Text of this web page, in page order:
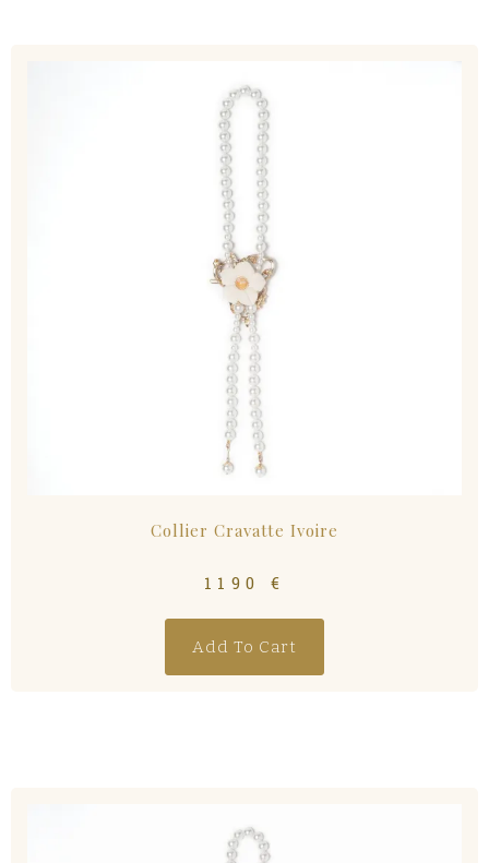
Collier Cravatte Ivoire
1190 €
Add To Cart